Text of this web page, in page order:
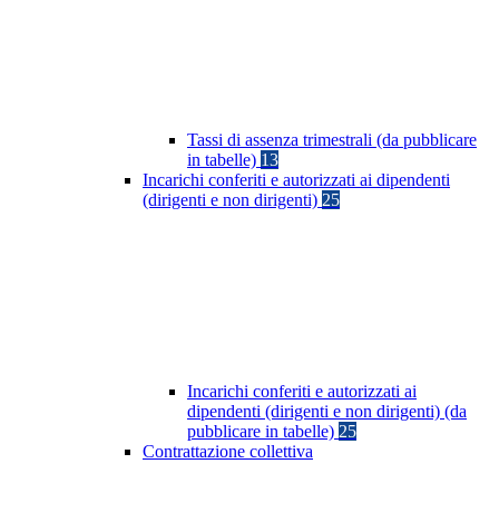
Tassi di assenza trimestrali (da pubblicare
in tabelle) 13
Incarichi conferiti e autorizzati ai dipendenti
(dirigenti e non dirigenti) 25
Incarichi conferiti e autorizzati ai
dipendenti (dirigenti e non dirigenti) (da
pubblicare in tabelle) 25
Contrattazione collettiva